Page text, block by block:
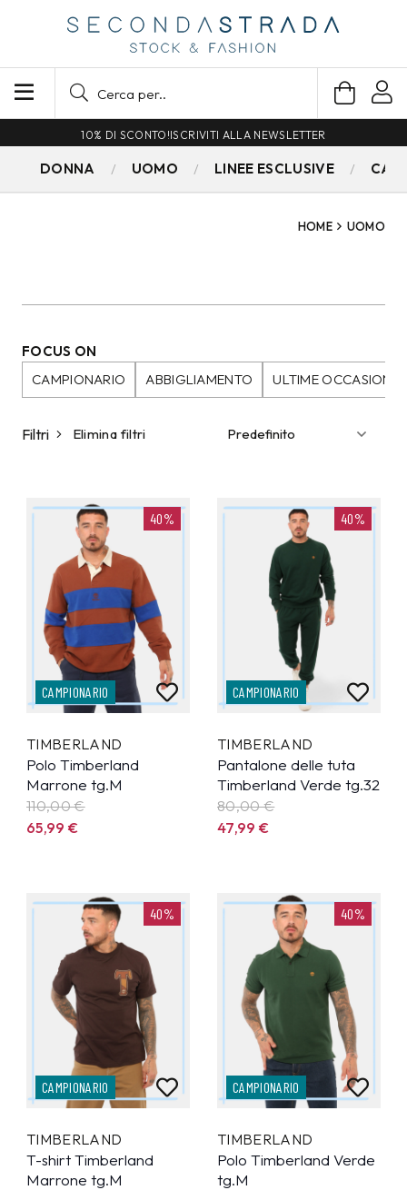
SPEDIZIONE GRATUITA PER ORDINI SUPERIORI A 79€
DONNA UOMO LINEE ESCLUSIVE
HOME UOMO
FOCUS ON
CAMPIONARIO
ABBIGLIAMENTO ULTIME OCCASIONI
Filtri Elimina filtri
40%
CAMPIONARIO
TIMBERLAND
Polo Timberland
Marrone tg.M
110,00 €
65,99€
40%
CAMPIONARIO
TIMBERLAND
Pantalone delle tuta
Timberland Verde tg.32
80,00 €
47,99€
40%
CAMPIONARIO
TIMBERLAND
T-shirt Timberland
Marrone tg.M
40%
CAMPIONARIO
TIMBERLAND
Polo Timberland Verde
tg.M